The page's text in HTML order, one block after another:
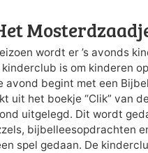
wordt er ’s avonds
is om kinderen
avond begint met een
uit het boekje “Clik” van
uitgelegd. Dit wordt
bijbelleesopdrachten
spel gedaan. De